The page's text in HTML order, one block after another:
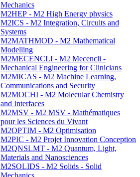
Mechanics
M2HEP - M2 High Energy physics
M2ICS - M2 Integration, Circuits and
Systems
M2MATHMOD - M2 Mathematical
Modelling
M2MECENCLI - M2 Mecencli -
Mechanical Engineering for Clinicians
M2MICAS - M2 Machine Learning,
Communications and Security
M2MOCHI - M2 Molecular Chemistry
and Interfaces
M2MSV - M2 MSV - Mathématiques
pour les Sciences du Vivant
M2OPTIM - M2 Optimisation
M2PIC - M2 Projet Innovation Conception
M2QNSLMT - M2 Quantum, Light,
Materials and Nanosciences
M2SOLIDS - M2 Solids - Solid
Mechanics